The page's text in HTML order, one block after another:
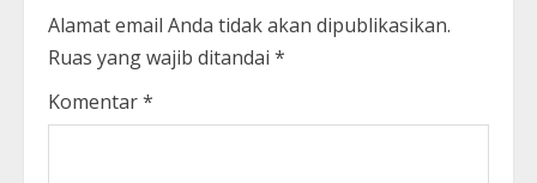
Alamat email Anda tidak akan dipublikasikan.
Ruas yang wajib ditandai *
Komentar*